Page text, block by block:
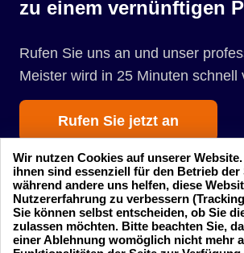
zu einem vernünftigen
Rufen Sie uns an und unser
Meister wird in 25 Minuten schnell
Rufen Sie jetzt an
Startseite
24 Stunden am Tag
Wir nutzen Cookies auf unserer
ihnen sind essenziell für den Betrieb der
während andere uns helfen, diese
Nutzererfahrung zu verbessern
Sie können selbst entscheiden, ob Sie
zulassen möchten. Bitte beachten Sie,
einer Ablehnung womöglich nicht mehr